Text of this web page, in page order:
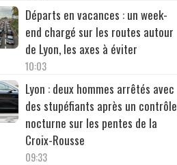
Départs en vacances : un week-
end chargé sur les routes autour
de Lyon, les axes à éviter
10:03
Lyon : deux hommes arrêtés avec
des stupéfiants après un contrôle
nocturne sur les pentes de la
Croix-Rousse
09:33